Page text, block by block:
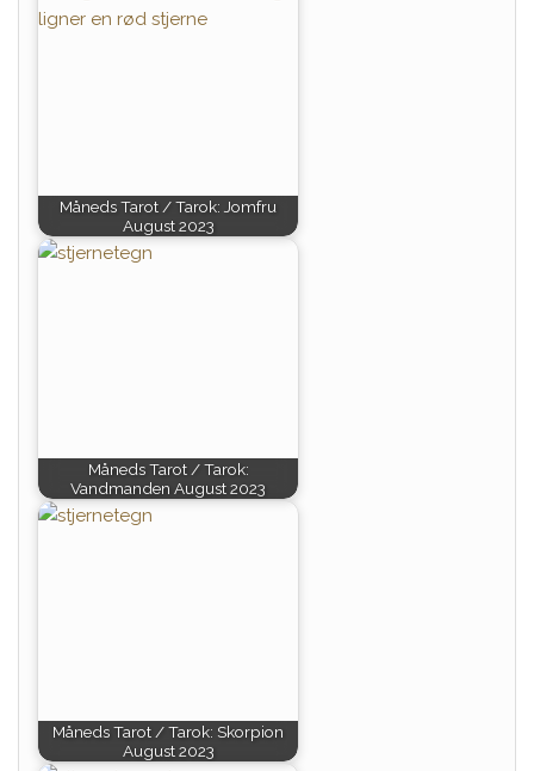
Måneds Tarot / Tarok: Jomfru
August 2023
Måneds Tarot / Tarok:
Vandmanden August 2023
Måneds Tarot / Tarok: Skorpion
August 2023